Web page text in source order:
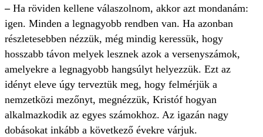
– Ha röviden kellene válaszolnom, akkor azt mondanám:
igen. Minden a legnagyobb rendben van. Ha azonban
részletesebben nézzük, még mindig keressük, hogy
hosszabb távon melyek lesznek azok a versenyszámok,
amelyekre a legnagyobb hangsúlyt helyezzük. Ezt az
idényt eleve úgy terveztük meg, hogy felmérjük a
nemzetközi mezőnyt, megnézzük, Kristóf hogyan
alkalmazkodik az egyes számokhoz. Az igazán nagy
dobásokat inkább a következő évekre várjuk.